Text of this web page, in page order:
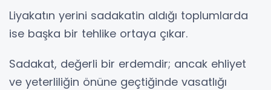
Liyakatın yerini sadakatin aldığı toplumlarda
ise başka bir tehlike ortaya çıkar.
Sadakat, değerli bir erdemdir; ancak ehliyet
ve yeterliliğin önüne geçtiğinde vasatlığı